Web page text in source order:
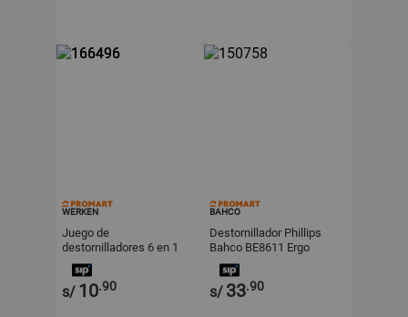
WERKEN
Juego de
destornilladores 6 en 1
Werken
s/ 10.90
BAHCO
Destornillador Phillips
Bahco BE8611 Ergo
Negro 1x75mm
s/ 33.90